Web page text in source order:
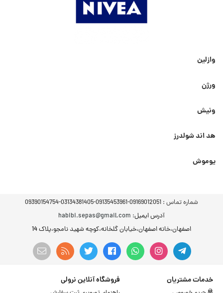
وازلین
ورژن
ونیش
هد اند شولدرز
یوموش
شماره تماس : 09169012051-09135453961-03134381405-09390154754
آدرس ایمیل: habibi.sepas@gmail.com
اصفهان،خانه اصفهان،خیابان گلخانه،کوچه شهید نامجو،پلاک 14
خدمات مشتریان فروشگاه آنلاین نرولی